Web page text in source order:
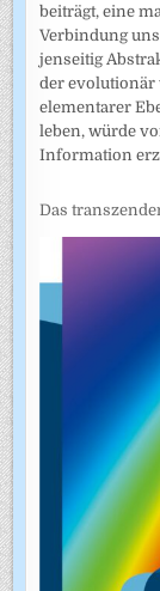
beiträgt, eine
Verbindung
jenseitig
der evolutionär
elementarer
leben, würde
Information
Das